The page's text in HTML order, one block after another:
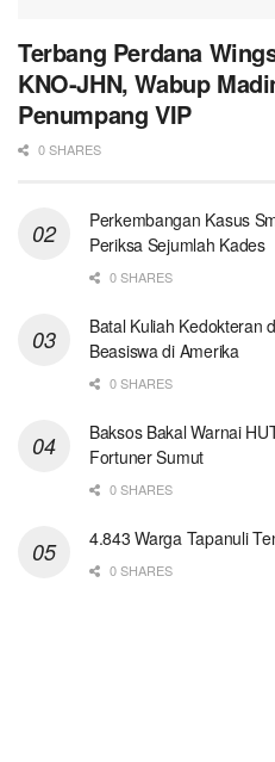
Terbang Perdana
KNO-JHN, Wabup
Penumpang VIP
0 SHARES
Perkembangan Kasus
Periksa Sejumlah Kades
0 SHARES
Batal Kuliah Kedokteran
Beasiswa di Amerika
0 SHARES
Baksos Bakal Warnai
Fortuner Sumut
0 SHARES
4.843 Warga Tapanuli
0 SHARES